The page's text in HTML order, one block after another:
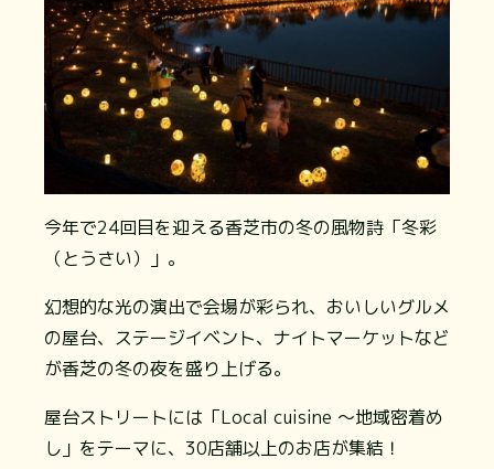
今年で24回目を迎える香芝市の冬の風物詩「冬彩
（とうさい）」。
幻想的な光の演出で会場が彩られ、おいしいグルメ
の屋台、ステージイベント、ナイトマーケットなど
が香芝の冬の夜を盛り上げる。
屋台ストリートには「Local cuisine 〜地域密着め
し」をテーマに、30店舗以上のお店が集結！